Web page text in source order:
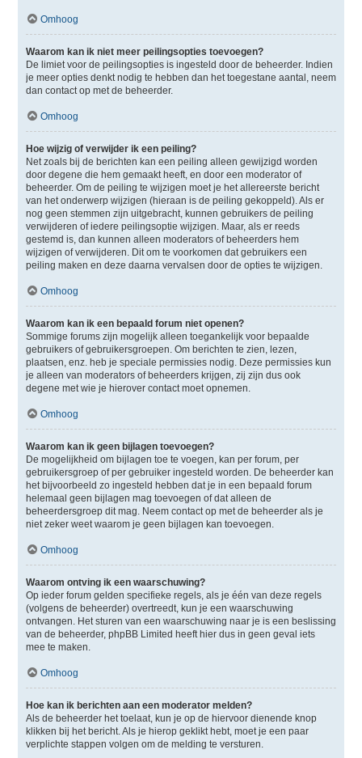
Omhoog
Waarom kan ik niet meer peilingsopties toevoegen?
De limiet voor de peilingsopties is ingesteld door de beheerder. Indien
je meer opties denkt nodig te hebben dan het toegestane aantal, neem
dan contact op met de beheerder.
Omhoog
Hoe wijzig of verwijder ik een peiling?
Net zoals bij de berichten kan een peiling alleen gewijzigd worden
door degene die hem gemaakt heeft, en door een moderator of
beheerder. Om de peiling te wijzigen moet je het allereerste bericht
van het onderwerp wijzigen (hieraan is de peiling gekoppeld). Als er
nog geen stemmen zijn uitgebracht, kunnen gebruikers de peiling
verwijderen of iedere peilingsoptie wijzigen. Maar, als er reeds
gestemd is, dan kunnen alleen moderators of beheerders hem
wijzigen of verwijderen. Dit om te voorkomen dat gebruikers een
peiling maken en deze daarna vervalsen door de opties te wijzigen.
Omhoog
Waarom kan ik een bepaald forum niet openen?
Sommige forums zijn mogelijk alleen toegankelijk voor bepaalde
gebruikers of gebruikersgroepen. Om berichten te zien, lezen,
plaatsen, enz. heb je speciale permissies nodig. Deze permissies kun
je alleen van moderators of beheerders krijgen, zij zijn dus ook
degene met wie je hierover contact moet opnemen.
Omhoog
Waarom kan ik geen bijlagen toevoegen?
De mogelijkheid om bijlagen toe te voegen, kan per forum, per
gebruikersgroep of per gebruiker ingesteld worden. De beheerder kan
het bijvoorbeeld zo ingesteld hebben dat je in een bepaald forum
helemaal geen bijlagen mag toevoegen of dat alleen de
beheerdersgroep dit mag. Neem contact op met de beheerder als je
niet zeker weet waarom je geen bijlagen kan toevoegen.
Omhoog
Waarom ontving ik een waarschuwing?
Op ieder forum gelden specifieke regels, als je één van deze regels
(volgens de beheerder) overtreedt, kun je een waarschuwing
ontvangen. Het sturen van een waarschuwing naar je is een beslissing
van de beheerder, phpBB Limited heeft hier dus in geen geval iets
mee te maken.
Omhoog
Hoe kan ik berichten aan een moderator melden?
Als de beheerder het toelaat, kun je op de hiervoor dienende knop
klikken bij het bericht. Als je hierop geklikt hebt, moet je een paar
verplichte stappen volgen om de melding te versturen.